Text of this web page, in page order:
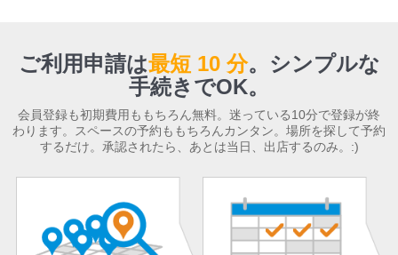
ご利用申請は最短 10 分。 シンプルな
手続きでOK。
会員登録も初期費用ももちろん無料。迷っている10分で登録が終
わります。スペースの予約ももちろんカンタン。場所を探して予約
するだけ。承認されたら、あとは当日、出店するのみ。:)